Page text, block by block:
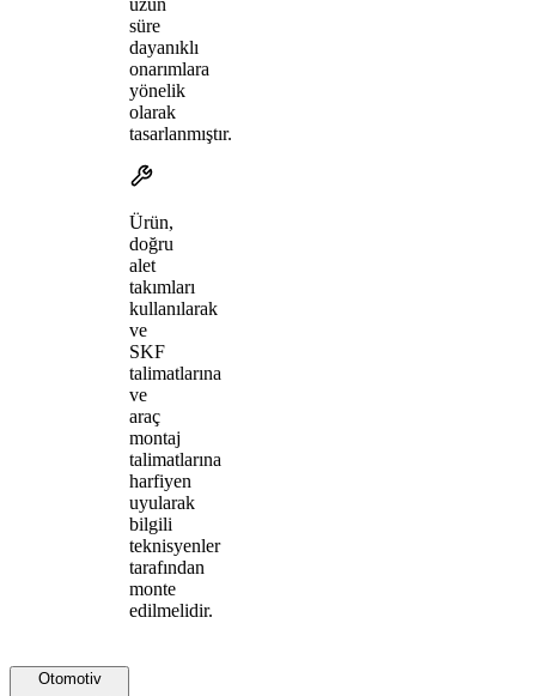
süre
dayanıklı
onarımlara
yönelik
olarak
tasarlanmıştır.
Ürün,
doğru
alet
takımları
kullanılarak
ve
SKF
talimatlarına
ve
araç
montaj
talimatlarına
harfiyen
uyularak
bilgili
teknisyenler
tarafından
monte
edilmelidir.
Otomotiv